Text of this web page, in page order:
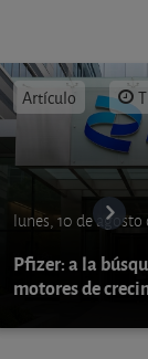
Artículo
lunes, 10 de agosto
Pfizer: a la
motores de